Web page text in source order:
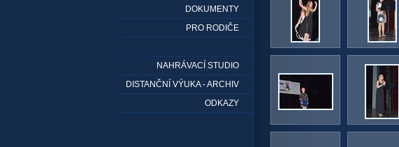
DOKUMENTY
PRO RODIČE
NAHRÁVACÍ STUDIO
DISTANČNÍ VÝUKA - ARCHIV
ODKAZY